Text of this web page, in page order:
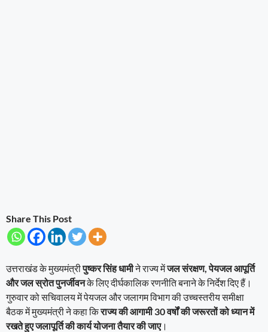
Share This Post
उत्तराखंड के मुख्यमंत्रीपुष्कर सिंह धामीने राज्य मेंजल संरक्षण, पेयजल आपूर्ति
और जल स्रोत पुनर्जीवनके लिए दीर्घकालिक रणनीति बनाने के निर्देश दिए हैं।
गुरुवार को सचिवालय में पेयजल और जलागम विभाग की उच्चस्तरीय समीक्षा
बैठक में मुख्यमंत्री ने कहा किराज्य की आगामी 30 वर्षों की जरूरतों को ध्यान में
रखते हुए जलापूर्ति की कार्य योजना तैयार की जाए।